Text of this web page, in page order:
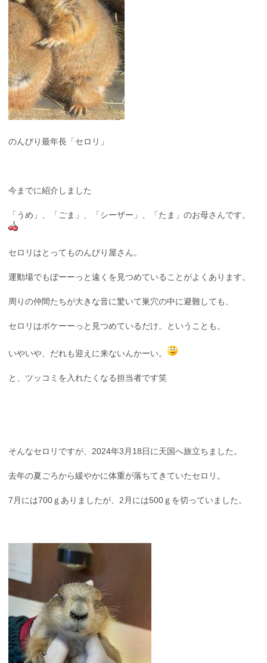
のんびり最年長「セロリ」
今までに紹介しました
「うめ」、「ごま」、「シーザー」、「たま」のお母さんです。
セロリはとってものんびり屋さん。
運動場でもぼーーっと遠くを見つめていることがよくあります。
周りの仲間たちが大きな音に驚いて巣穴の中に避難しても、
セロリはポケーーっと見つめているだけ。ということも。
いやいや、だれも迎えに来ないんかーい。
と、ツッコミを入れたくなる担当者です笑
そんなセロリですが、2024年3月18日に天国へ旅立ちました。
去年の夏ごろから緩やかに体重が落ちてきていたセロリ。
7月には700ｇありましたが、2月には500ｇを切っていました。